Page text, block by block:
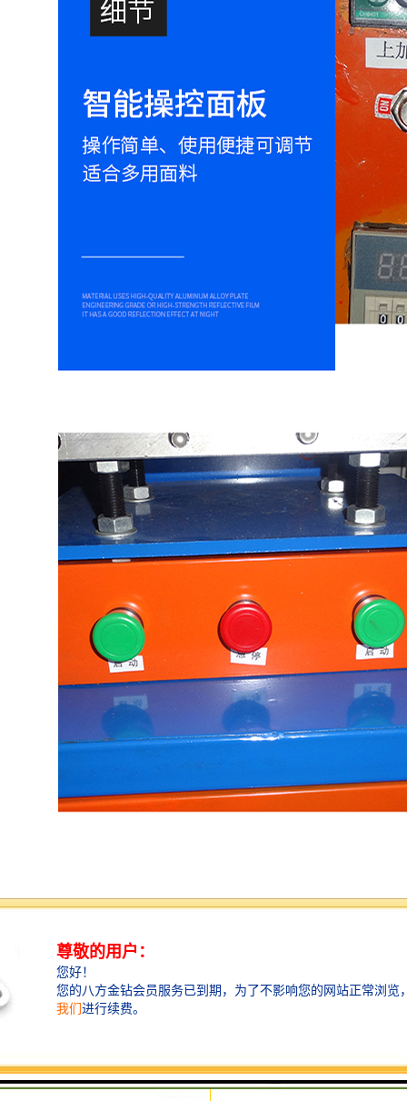
服装压花机简介
力、缩短聚变时间，增加输出。
2.周率稳定：采用国际工频27.12MHZ，输出循环率稳
定，符合国际工段标准。
机，或当通电或通风时，机器是静止的，保持原来的位